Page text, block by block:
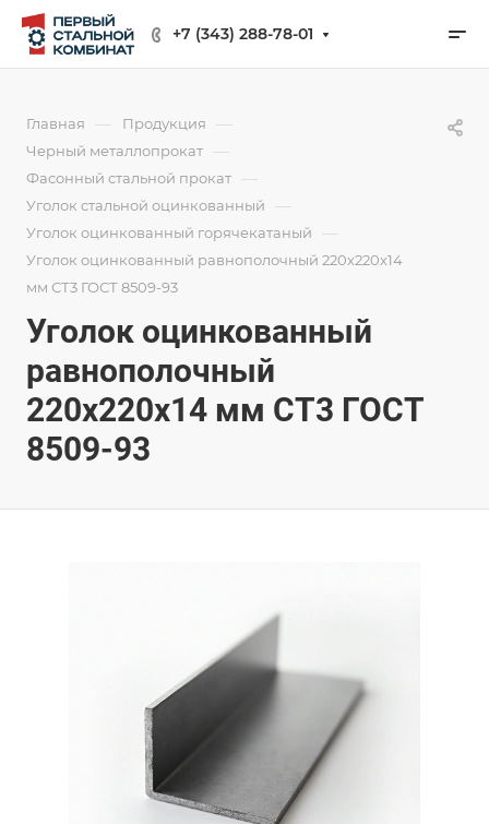
+7 (343) 288-78-01
Главная — Продукция —
Черный металлопрокат —
Фасонный стальной прокат —
Уголок стальной оцинкованный —
Уголок оцинкованный горячекатаный —
Уголок оцинкованный равнополочный 220х220х14
мм СТ3 ГОСТ 8509-93
Уголок оцинкованный
равнополочный
220х220х14 мм СТ3 ГОСТ
8509-93